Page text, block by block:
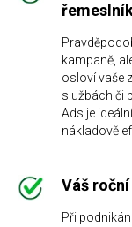
kampaně,
osloví vaše
službách či
Ads je
nákladově
Váš
Při